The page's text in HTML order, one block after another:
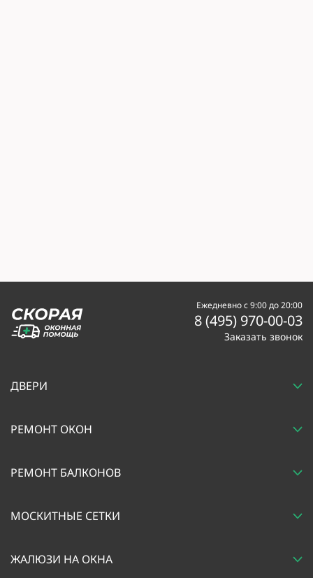
Ежедневно с 9:00 до 20:00
8 (495) 970-00-03
Заказать звонок
ДВЕРИ
РЕМОНТ ОКОН
РЕМОНТ БАЛКОНОВ
МОСКИТНЫЕ СЕТКИ
ЖАЛЮЗИ НА ОКНА